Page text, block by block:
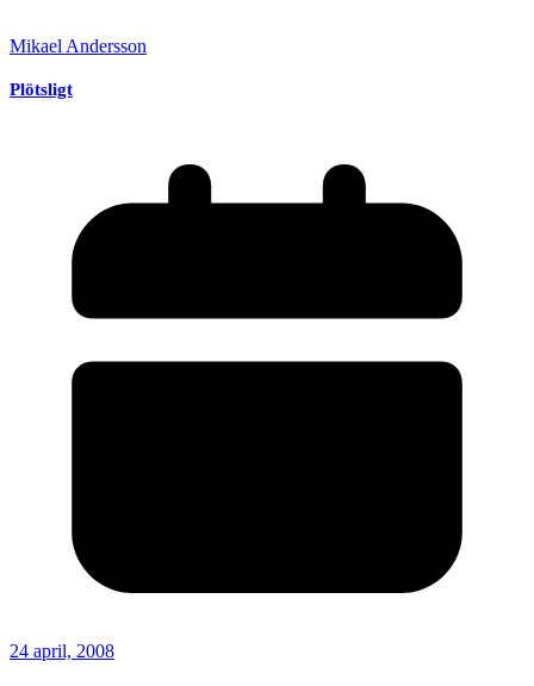
Mikael Andersson
Plötsligt
24 april, 2008